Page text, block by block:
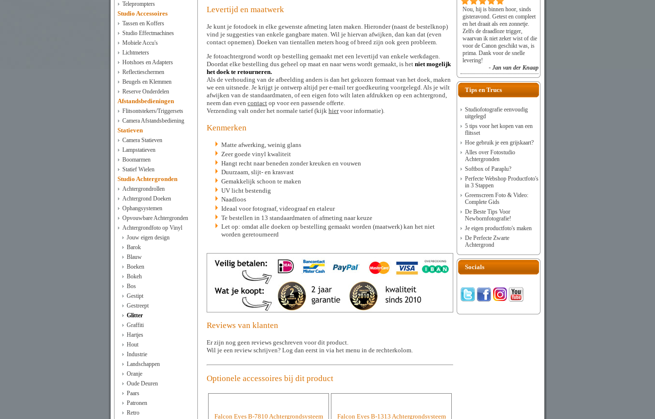
Teleprompters
Studio Accessoires
Tassen en Koffers
Studio Effectmachines
Mobiele Accu's
Lichtmeters
Hotshoes en Adapters
Reflectieschermen
Beugels en Klemmen
Reserve Onderdelen
Afstandsbedieningen
Flitsontstekers/Triggersets
Camera Afstandsbediening
Statieven
Camera Statieven
Lampstatieven
Boomarmen
Statief Wielen
Studio Achtergronden
Achtergrondrollen
Achtergrond Doeken
Ophangsystemen
Opvouwbare Achtergronden
Achtergrondfoto op Vinyl
Jouw eigen design
Barok
Blauw
Boeken
Bokeh
Bos
Gestipt
Gestreept
Glitter
Graffiti
Hartjes
Hout
Industrie
Landschappen
Oranje
Oude Deuren
Paars
Patronen
Retro
Levertijd en maatwerk
Je kunt je fotodoek in elke gewenste afmeting laten maken. Hieronder (naast de bestelknop)
vind je suggesties van enkele gangbare maten. Wil je hiervan afwijken, dan kan dat (even
contact opnemen). Doeken van tientallen meters hoog of breed zijn ook geen probleem.
Je fotoachtergrond wordt op bestelling gemaakt met een levertijd van enkele werkdagen.
Doordat elke bestelling dus geheel op maat en naar wens wordt gemaakt, is het niet mogelijk
het doek te retourneren.
Als de verhouding van de afbeelding anders is dan het gekozen formaat van het doek, maken
we een uitsnede. Je krijgt je ontwerp altijd per e-mail ter goedkeuring voorgelegd. Als je wilt
afwijken van de standaardmaten, of een eigen foto wilt laten afdrukken op een achtergrond,
neem dan even contact op voor een passende offerte.
Verzending valt onder het normale tarief (kijk hiervoor informatie).
Kenmerken
Matte afwerking, weinig glans
Zeer goede vinyl kwaliteit
Hangt recht naar beneden zonder kreuken en vouwen
Duurzaam, slijt- en krasvast
Gemakkelijk schoon te maken
UV licht bestendig
Naadloos
Ideaal voor fotograaf, videograaf en etaleur
Te bestellen in 13 standaardmaten of afmeting naar keuze
Let op: omdat alle doeken op bestelling gemaakt worden (maatwerk) kan het niet
worden geretourneerd
Reviews van klanten
Er zijn nog geen reviews geschreven voor dit product.
Wil je een review schrijven? Log dan eerst in via het menu in de rechterkolom.
Optionele accessoires bij dit product
Falcon Eyes B-7810 Achtergrondsysteem Falcon Eyes B-1313 Achtergrondsysteem
Nou, hij is binnen hoor, sinds
gisteravond. Getest en compleet
en het draait als een zonnetje.
Zelfs de draadloze trigger,
waarvan ik niet zeker wist of die
voor de Canon geschikt was, is
prima. Dank voor de snelle
levering!
- Jan van der Knaap
Tips en Trucs
Studiofotografie eenvoudig
uitgelegd
5 tips voor het kopen van een
flitsset
Hoe gebruik je een grijskaart?
Alles over Fotostudio
Achtergronden
Softbox of Paraplu?
Perfecte Webshop Productfoto's
in 3 Stappen
Greenscreen Foto & Video:
Complete Gids
De Beste Tips Voor
Newbornfotografie!
Je eigen productfoto's maken
De Perfecte Zwarte
Achtergrond
Socials